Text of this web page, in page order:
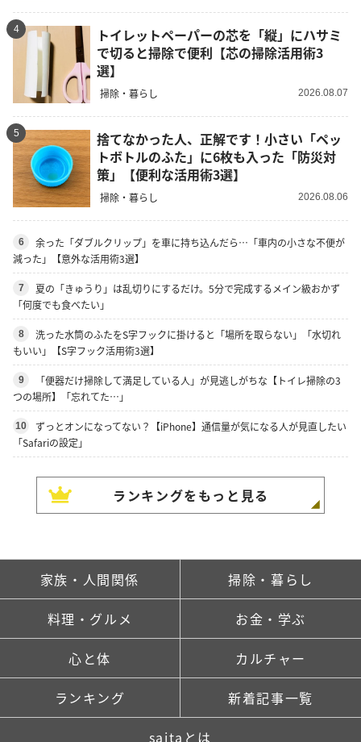
4
トイレットペーパーの芯を「縦」にハサミ
で切ると掃除で便利【芯の掃除活用術3
選】
掃除・暮らし 2026.08.07
5
捨てなかった人、正解です！小さい「ペッ
トボトルのふた」に6枚も入った「防災対
策」【便利な活用術3選】
掃除・暮らし 2026.08.06
6
余った「ダブルクリップ」を車に持ち込んだら…「車内の小さな不便が
減った」【意外な活用術3選】
7
夏の「きゅうり」は乱切りにするだけ。5分で完成するメイン級おかず
「何度でも食べたい」
8
洗った水筒のふたをS字フックに掛けると「場所を取らない」「水切れ
もいい」【S字フック活用術3選】
9
「便器だけ掃除して満足している人」が見逃しがちな【トイレ掃除の3
つの場所】「忘れてた…」
10
ずっとオンになってない？【iPhone】通信量が気になる人が見直したい
「Safariの設定」
ランキングをもっと見る
家族・人間関係 掃除・暮らし
料理・グルメ お金・学ぶ
心と体 カルチャー
ランキング 新着記事一覧
saitaとは